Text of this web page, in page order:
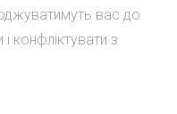
вас до
конфліктувати з